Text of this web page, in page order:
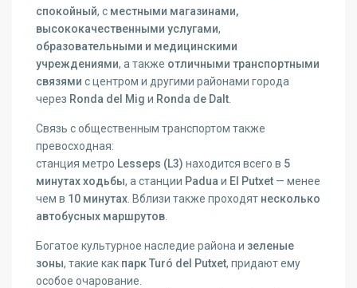
спокойный, с местными магазинами,
высококачественными услугами,
образовательными и медицинскими
учреждениями, а также отличными транспортными
связями с центром и другими районами города
через Ronda del Mig и Ronda de Dalt
Связь с общественным транспортом также
превосходная:
станция метро Lesseps (L3) находится всего в 5
минутах ходьбы, а станции Padua и El Putxet — менее
чем в 10 минутах . Вблизи также проходят несколько
автобусных маршрутов
Богатое культурное наследие района и зеленые
зоны, такие как парк Turó del Putxet, придают ему
особое очарование.